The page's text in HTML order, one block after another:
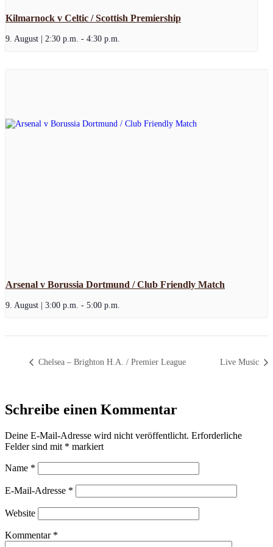
Kilmarnock v Celtic / Scottish Premiership
9. August | 2:30 p.m. - 4:30 p.m.
Arsenal v Borussia Dortmund / Club Friendly Match
9. August | 3:00 p.m. - 5:00 p.m.
Chelsea – Brighton H.A. / Premier League Live Music
Schreibe einen Kommentar
Deine E-Mail-Adresse wird nicht veröffentlicht. Erforderliche
Felder sind mit * markiert
Name *
E-Mail-Adresse *
Website
Kommentar *